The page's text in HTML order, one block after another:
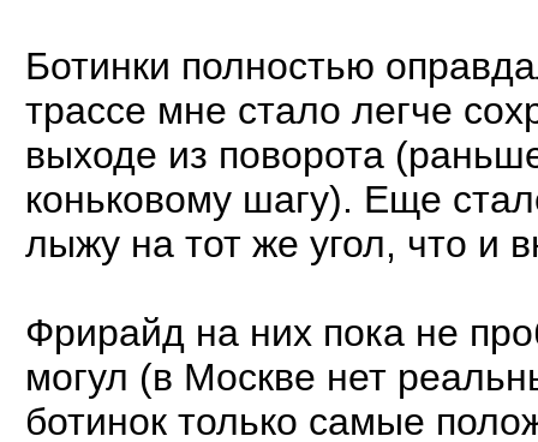
Ботинки полностью
трассе мне стало легче
выходе из поворота
коньковому шагу). Еще
лыжу на тот же угол, что и
Фрирайд на них пока не
могул (в Москве нет
ботинок только самые